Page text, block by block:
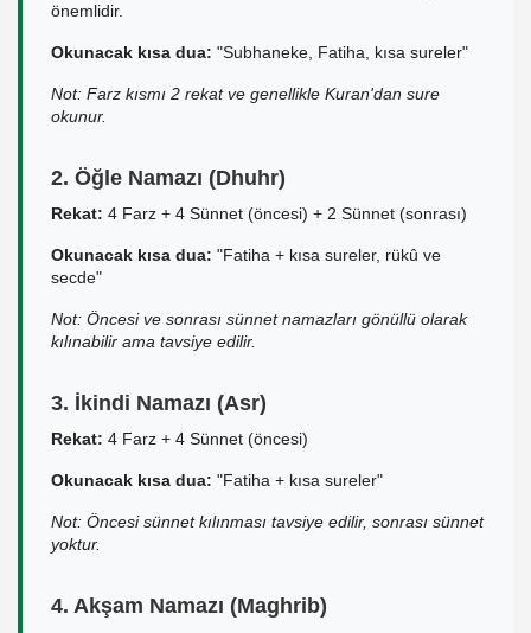
önemlidir.
Okunacak kısa dua: "Subhaneke, Fatiha, kısa sureler"
Not: Farz kısmı 2 rekat ve genellikle Kuran'dan sure
okunur.
2. Öğle Namazı (Dhuhr)
Rekat: 4 Farz + 4 Sünnet (öncesi) + 2 Sünnet (sonrası)
Okunacak kısa dua: "Fatiha + kısa sureler, rükû ve
secde"
Not: Öncesi ve sonrası sünnet namazları gönüllü olarak
kılınabilir ama tavsiye edilir.
3. İkindi Namazı (Asr)
Rekat: 4 Farz + 4 Sünnet (öncesi)
Okunacak kısa dua: "Fatiha + kısa sureler"
Not: Öncesi sünnet kılınması tavsiye edilir, sonrası sünnet
yoktur.
4. Akşam Namazı (Maghrib)